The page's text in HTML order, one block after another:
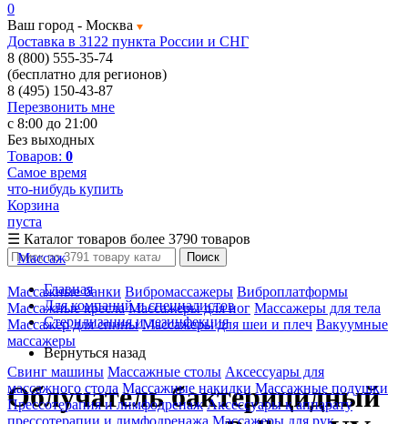
0
Ваш город - Москва
Доставка в 3122 пункта России и СНГ
8 (800) 555-35-74
(бесплатно для регионов)
8 (495) 150-43-87
Перезвонить мне
с 8:00 до 21:00
Без выходных
Товаров: 0
Самое время
что-нибудь купить
Корзина
пуста
☰ Каталог товаров более 3790 товаров
Массаж
Массажные банки Вибромассажеры Виброплатформы
Массажные кресла Массажеры для ног Массажеры для тела
Массажер для спины Массажеры для шеи и плеч Вакуумные
массажеры
Свинг машины Массажные столы Аксессуары для
массажного стола Массажные накидки Массажные подушки
Прессотерапия и лимфодренаж Аксессуары к аппарату
прессотерапии и лимфодренажа Массажеры для рук
Поиск
Главная
Для компаний и специалистов
Стерилизация и дезинфекция
Вернуться назад
Облучатель бактерицидный